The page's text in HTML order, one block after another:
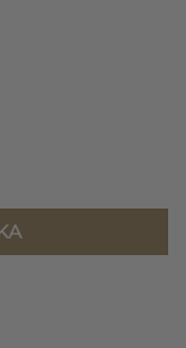
metalową, złotą